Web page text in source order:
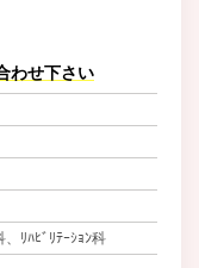
わせ下さい
ﾘﾊﾋﾞﾘﾃｰｼｮﾝ科